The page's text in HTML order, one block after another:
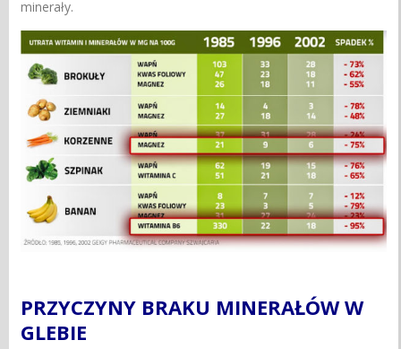
minerały.
PRZYCZYNY BRAKU MINERAŁÓW W
GLEBIE